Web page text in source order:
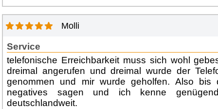
Molli
Service
telefonische Erreichbarkeit muss sich wohl
dreimal angerufen und dreimal wurde der
genommen und mir wurde geholfen. Also
negatives sagen und ich kenne genügend
deutschlandweit.